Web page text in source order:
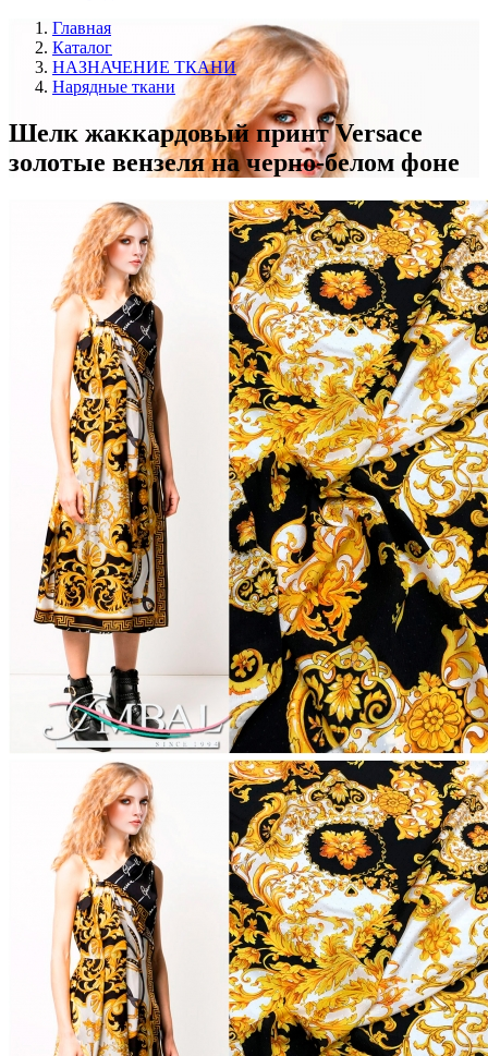
Главная
Каталог
НАЗНАЧЕНИЕ ТКАНИ
Нарядные ткани
Шелк жаккардовый принт Versace
золотые вензеля на черно-белом фоне